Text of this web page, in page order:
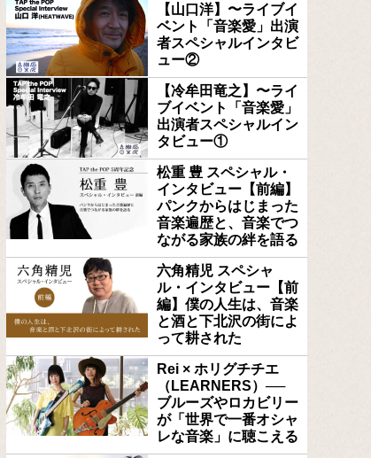
【山口洋】〜ライブイ
ベント「音楽愛」出演
者スペシャルインタビ
ュー②
【冷牟田竜之】〜ライ
ブイベント「音楽愛」
出演者スペシャルイン
タビュー①
松重 豊 スペシャル・
インタビュー【前編】
パンクからはじまった
音楽遍歴と、音楽でつ
ながる家族の絆を語る
六角精児 スペシャ
ル・インタビュー【前
編】僕の人生は、音楽
と酒と下北沢の街によ
って耕された
Rei × ホリグチチエ
（LEARNERS）──
ブルーズやロカビリー
が「世界で一番オシャ
レな音楽」に聴こえる